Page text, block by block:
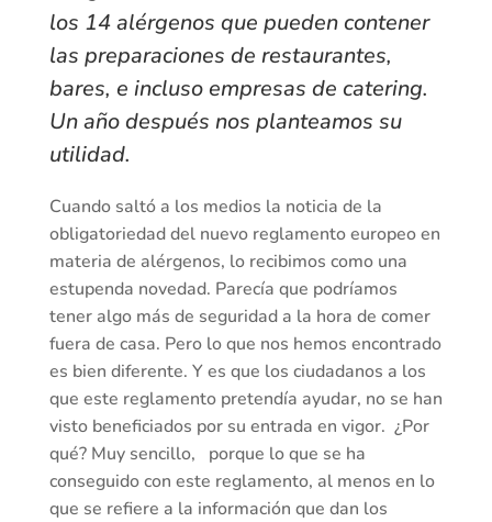
los 14 alérgenos que pueden contener
las preparaciones de restaurantes,
bares, e incluso empresas de catering.
Un año después nos planteamos su
utilidad.
Cuando saltó a los medios la noticia de la
obligatoriedad del nuevo reglamento europeo en
materia de alérgenos, lo recibimos como una
estupenda novedad. Parecía que podríamos
tener algo más de seguridad a la hora de comer
fuera de casa. Pero lo que nos hemos encontrado
es bien diferente. Y es que los ciudadanos a los
que este reglamento pretendía ayudar, no se han
visto beneficiados por su entrada en vigor. ¿Por
qué? Muy sencillo, porque lo que se ha
conseguido con este reglamento, al menos en lo
que se refiere a la información que dan los